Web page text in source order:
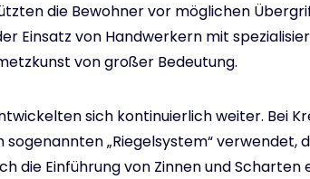
die Bewohner vor möglichen
Einsatz von Handwerkern mit
von großer Bedeutung.
sich kontinuierlich weiter. Bei
„Riegelsystem“ verwendet,
die Einführung von Zinnen und Scharten